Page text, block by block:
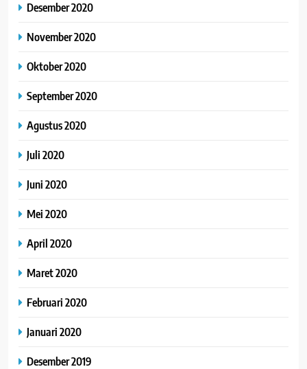
Desember 2020
November 2020
Oktober 2020
September 2020
Agustus 2020
Juli 2020
Juni 2020
Mei 2020
April 2020
Maret 2020
Februari 2020
Januari 2020
Desember 2019